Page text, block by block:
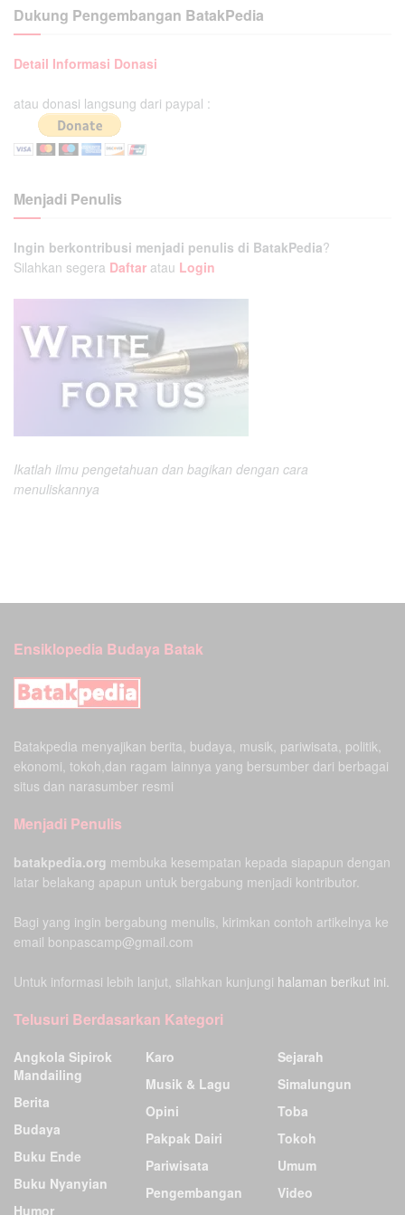
Dukung Pengembangan BatakPedia
Detail Informasi Donasi
atau donasi langsung dari paypal :
Menjadi Penulis
Ingin berkontribusi menjadi penulis di BatakPedia?
Silahkan segera Daftar atau Login
Ikatlah ilmu pengetahuan dan bagikan dengan cara
menuliskannya
Ensiklopedia Budaya Batak
Batakpedia menyajikan berita, budaya, musik, pariwisata, politik,
ekonomi, tokoh,dan ragam lainnya yang bersumber dari berbagai
situs dan narasumber resmi
Menjadi Penulis
batakpedia.org membuka kesempatan kepada siapapun dengan
latar belakang apapun untuk bergabung menjadi kontributor.
Bagi yang ingin bergabung menulis, kirimkan contoh artikelnya ke
email bonpascamp@gmail.com
Untuk informasi lebih lanjut, silahkan kunjungi halaman berikut ini.
Telusuri Berdasarkan Kategori
Angkola Sipirok
Mandailing
Berita
Budaya
Buku Ende
Buku Nyanyian
Humor
Karo
Musik & Lagu
Opini
Pakpak Dairi
Pariwisata
Pengembangan
Sejarah
Simalungun
Toba
Tokoh
Umum
Video